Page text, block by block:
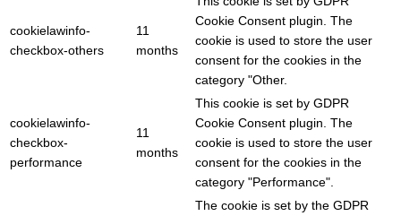
cookielawinfo-
checkbox-others
11
months
Cookie Consent plugin. The
cookie is used to store the user
consent for the cookies in the
category "Other.
cookielawinfo-
checkbox-
performance
11
months
This cookie is set by GDPR
Cookie Consent plugin. The
cookie is used to store the user
consent for the cookies in the
category "Performance".
The cookie is set by the GDPR